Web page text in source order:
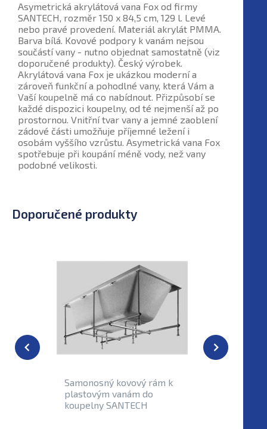
Asymetrická akrylátová vana Fox od firmy
SANTECH, rozměr 150 x 84,5 cm, 129 l. Levé
nebo pravé provedení. Materiál akrylát PMMA.
Barva bílá. Kovové podpory k vanám nejsou
součástí vany - nutno objednat samostatně (viz
doporučené produkty). Český výrobek.
Akrylátová vana Fox je ukázkou moderní a
zároveň funkční a pohodlné vany, která Vám a
Vaší koupelně má co nabídnout. Přizpůsobí se
každé dispozici koupelny, od té nejmenší až po
prostornou. Vnitřní tvar vany a jemné zaoblení
zádové části umožňuje příjemné ležení i
osobám vyššího vzrůstu. Asymetrická vana Fox
spotřebuje při koupání méně vody, než vany
podobné velikosti.
Doporučené produkty
Samonosný kovový rám k
plastovým vanám do
koupelny SANTECH
Externí